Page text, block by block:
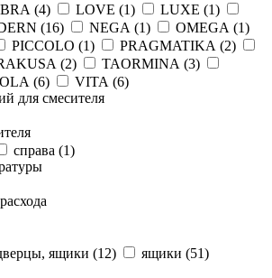
(4) LOVE (1) LUXE (1)
(16) NEGA (1) OMEGA (1)
PICCOLO (1) PRAGMATIKA (2)
(2) TAORMINA (3)
(6) VITA (6)
для смесителя
справа (1)
ящики (12) ящики (51)